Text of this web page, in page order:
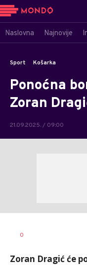
Naslovna Najnovije
Sport Košarka
Ponoćna
Zoran
21.09.2025. / 09:00
AUTOR
0
Zoran Dragić će